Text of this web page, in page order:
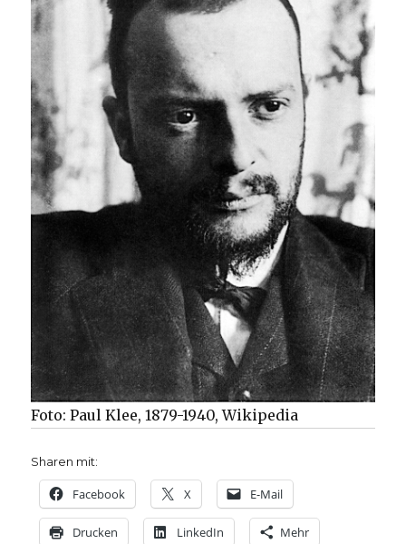
Foto: Paul Klee, 1879-1940, Wikipedia
Sharen mit:
Facebook X E-Mail
Drucken LinkedIn Mehr